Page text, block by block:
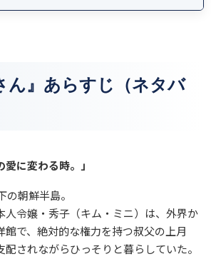
ん』あらすじ（ネタバ
愛に変わる時。」
朝鮮半島。
人令嬢・秀子（キム・ミニ）は、外界か
館で、絶対的な権力を持つ叔父の上月
配されながらひっそりと暮らしていた。